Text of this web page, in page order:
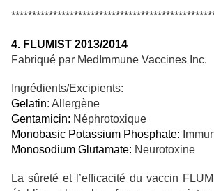
4. FLUMIST 2013/2014
Fabriqué par MedImmune Vaccines Inc.
Ingrédients/Excipients:
Gelatin: Allergène
Gentamicin: Néphrotoxique
Monobasic Potassium Phosphate:
Monosodium Glutamate: Neurotoxine
La sûreté et l’efficacité du vaccin